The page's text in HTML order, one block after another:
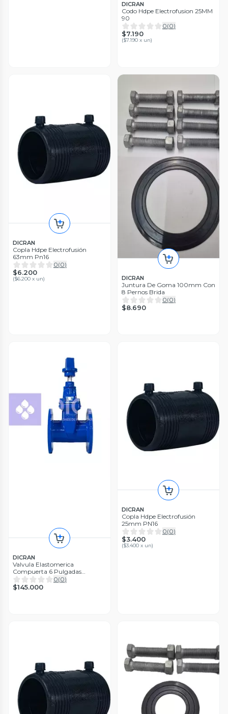
DICRAN
Codo Hdpe Electrofusion 25MM
90
0(0)
$7.190
($7.190 x un)
DICRAN
Copla Hdpe Electrofusión
63mm Pn16
0(0)
$6.200
($6.200 x un) DICRAN
Juntura De Goma 100mm Con
8 Pernos Brida
0(0)
$8.690
DICRAN
Valvula Elastomerica
Compuerta 6 Pulgadas
(150mm)
0(0)
$145.000
DICRAN
Copla Hdpe Electrofusión
25mm PN16
0(0)
$3.400
($3.400 x un)